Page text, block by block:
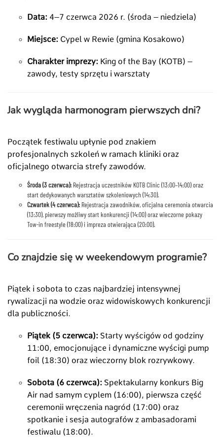
Data: 4–7 czerwca 2026 r. (środa – niedziela)
Miejsce: Cypel w Rewie (gmina Kosakowo)
Charakter imprezy: King of the Bay (KOTB) –
zawody, testy sprzętu i warsztaty
Jak wygląda harmonogram pierwszych dni?
Początek festiwalu upłynie pod znakiem
profesjonalnych szkoleń w ramach kliniki oraz
oficjalnego otwarcia strefy zawodów.
Środa (3 czerwca): Rejestracja uczestników KOTB Clinic (13:00–14:00) oraz
start dedykowanych warsztatów szkoleniowych (14:30).
Czwartek (4 czerwca): Rejestracja zawodników, oficjalna ceremonia otwarcia
(13:30), pierwszy możliwy start konkurencji (14:00) oraz wieczorne pokazy
Tow-in freestyle (18:00) i impreza otwierająca (20:00).
Co znajdzie się w weekendowym programie?
Piątek i sobota to czas najbardziej intensywnej
rywalizacji na wodzie oraz widowiskowych konkurencji
dla publiczności.
Piątek (5 czerwca): Starty wyścigów od godziny
11:00, emocjonujące i dynamiczne wyścigi pump
foil (18:30) oraz wieczorny blok rozrywkowy.
Sobota (6 czerwca): Spektakularny konkurs Big
Air nad samym cyplem (16:00), pierwsza część
ceremonii wręczenia nagród (17:00) oraz
spotkanie i sesja autografów z ambasadorami
festiwalu (18:00).